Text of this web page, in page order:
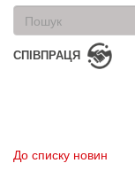
Пошукова
форма
Пошук
СПІВПРАЦЯ
До списку новин